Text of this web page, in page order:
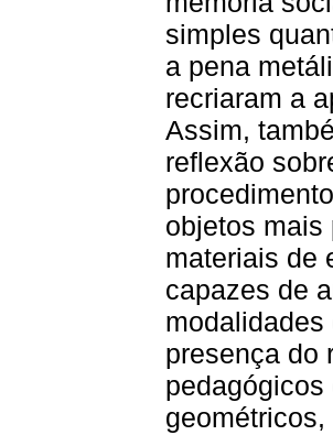
simples
a pena
recriaram a
Assim,
reflexão
objetos mais
materiais de
capazes de
presença do